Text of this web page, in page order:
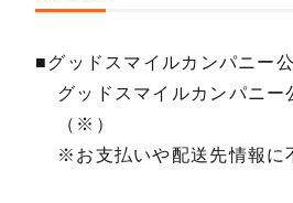
■グッドスマイルカンパニー
グッドスマイルカンパニー
（※）
※お支払いや配送先情報に